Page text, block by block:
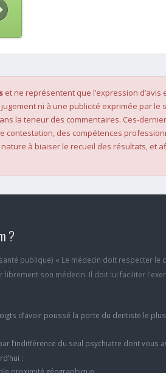
et ne représentent que l’expression d’avis
ni à une publicité exprimée par le
la teneur des commentaires. Ces-
contestation, des compétences
à biaiser le recueil des résultats, et
?
publique) « Le médecin doit respecter le
son médecin. Il doit lui faciliter
d’avoir poussé la porte du dentiste le plus
l’indifférence du seul psychiatre dont vous
: